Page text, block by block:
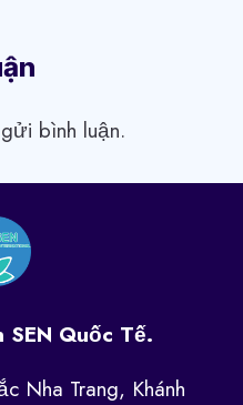
bình luận.
Quốc Tế.
Nha Trang, Khánh